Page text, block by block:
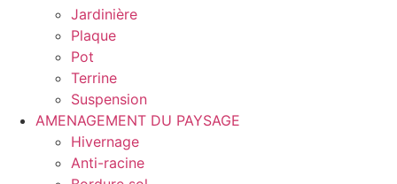
Jardinière
Plaque
Pot
Terrine
Suspension
AMENAGEMENT DU PAYSAGE
Hivernage
Anti-racine